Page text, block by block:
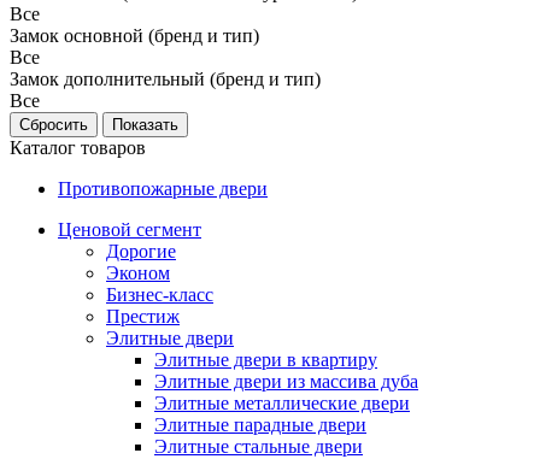
Все
Замок основной (бренд и тип)
Все
Замок дополнительный (бренд и тип)
Все
Каталог товаров
Противопожарные двери
Ценовой сегмент
Дорогие
Эконом
Бизнес-класс
Престиж
Элитные двери
Элитные двери в квартиру
Элитные двери из массива дуба
Элитные металлические двери
Элитные парадные двери
Элитные стальные двери